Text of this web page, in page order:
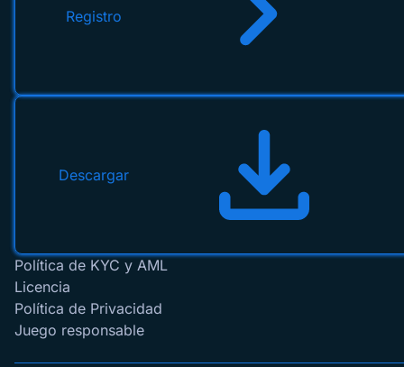
Política de KYC y AML
Licencia
Política de Privacidad
Juego responsable
Registro
Descargar